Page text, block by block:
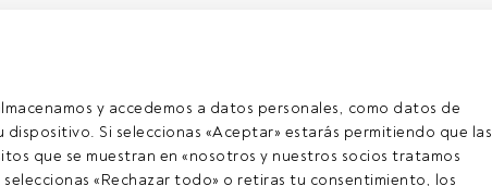
y accedemos a datos personales, como datos de
Si seleccionas «Aceptar» estarás permitiendo que las
que se muestran en «nosotros y nuestros socios tratamos
«Rechazar todo» o retiras tu consentimiento, los
usuarios registrados de FundsPeople. Si ya
todo el universo que ofrece FundsPeople.
a FundsPeople